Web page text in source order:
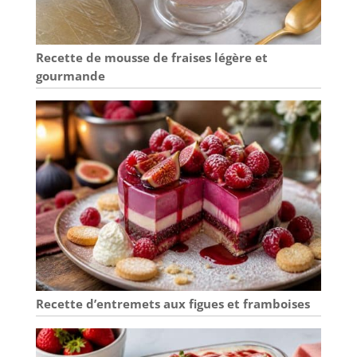
l'eau tiède et de le
sécher avec un
chiffon propre
après utilisation, et
prochaine
utilisation.
Efficacité de tamis :
le tamis à farine
est équipé d'un
tamis à mailles
fines de 40 mailles
avec des trous
uniformes. Aérez
efficacement la
farine, empêche la
formation de
grumeaux et une
répartition inégale,
pâtisseries une
Recette de mousse de fraises légère et
gourmande
Recette d’entremets aux figues et framboises